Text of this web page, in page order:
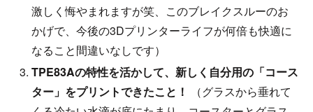
激しく悔やまれますが笑、このブレイクスルーのお
かげで、今後の3Dプリンターライフが何倍も快適に
なること間違いなしです）
TPE83Aの特性を活かして、新しく自分用の「コース
ター」をプリントできたこと！
（グラスから垂れて